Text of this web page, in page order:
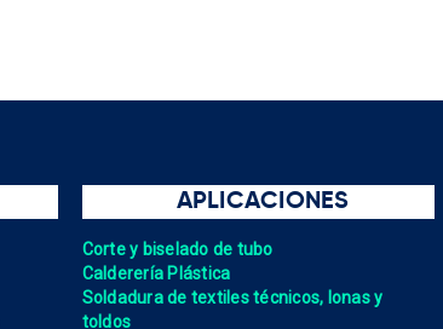
APLICACIONES
Corte y biselado de tubo
Calderería Plástica
Soldadura de textiles técnicos, lonas y
toldos